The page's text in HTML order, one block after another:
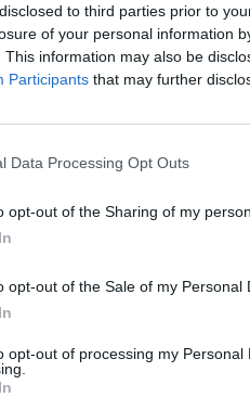
to third parties prior to
of your personal information
This information may also be
Participants that may further
Data Processing Opt Outs
opt-out of the Sharing of my
opt-out of the Sale of my Personal
opt-out of processing my Personal
2026 19:14
sztuczna choinka często wygląda